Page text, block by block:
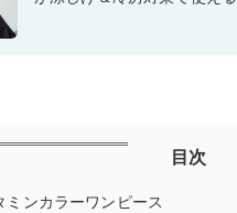
目次
ンカラーワンピース